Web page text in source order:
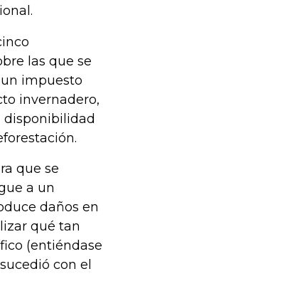
las que se
impuesto
invernadero,
disponibilidad
que se
a un
daños en
qué tan
(entiéndase
con el